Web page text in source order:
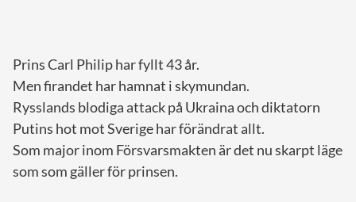
Prins Carl Philip har fyllt 43 år.
Men firandet har hamnat i skymundan.
Rysslands blodiga attack på Ukraina och diktatorn
Putins hot mot Sverige har förändrat allt.
Som major inom Försvarsmakten är det nu skarpt läge
som som gäller för prinsen.